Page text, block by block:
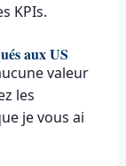
KPIs.
aux US
valeur
les
je vous ai